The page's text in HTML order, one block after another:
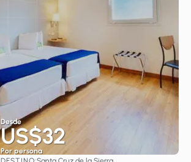
Desde
US$32
Por persona